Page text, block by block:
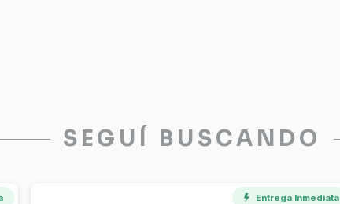
SEGUÍ BUSCANDO
Entrega Inmediata